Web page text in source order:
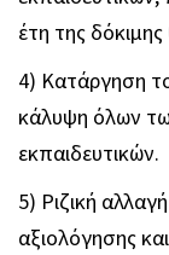
έτη της
4) Κατάργηση
κάλυψη όλων
εκπαιδευτικών.
5) Ριζική
αξιολόγησης